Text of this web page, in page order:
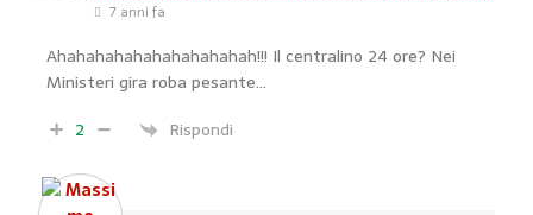
7 anni fa
Ahahahahahahahahahahah!!! Il centralino 24 ore? Nei
Ministeri gira roba pesante…
2
Rispondi